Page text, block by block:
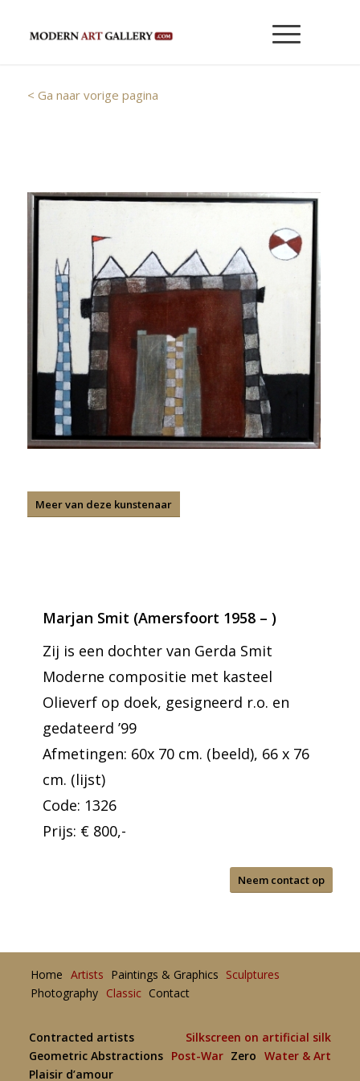
< Ga naar vorige pagina
Meer van deze kunstenaar
Marjan Smit (Amersfoort 1958 – )
Zij is een dochter van Gerda Smit
Moderne compositie met kasteel
Olieverf op doek, gesigneerd r.o. en
gedateerd ’99
Afmetingen: 60x 70 cm. (beeld), 66 x 76
cm. (lijst)
Code: 1326
Prijs: € 800,-
Neem contact op
Home Artists Paintings & Graphics Sculptures
Photography Classic Contact
Contracted artists
Silkscreen on artificial silk
Geometric Abstractions
Post-War Zero Water & Art
Plaisir d’amour